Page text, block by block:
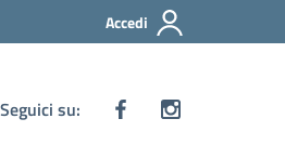
Accedi
Seguici su: